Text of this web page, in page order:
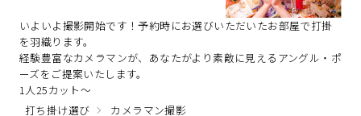
いよいよ撮影開始です！予約時にお選びいただいたお部屋で打掛
を羽織ります。
経験豊富なカメラマンが、あなたがより素敵に見えるアングル・ポ
ーズをご提案いたします。
1人25カット～
打ち掛け選び
カメラマン撮影